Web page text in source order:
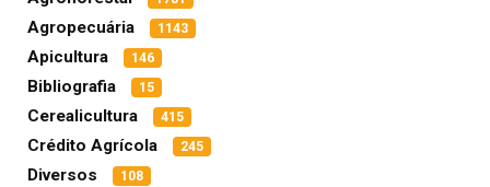
Agropecuária 1143
Apicultura 146
Bibliografia 15
Cerealicultura 415
Crédito Agrícola 245
Diversos 108